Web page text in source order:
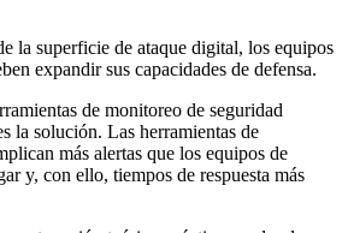
la superficie de ataque digital, los equipos
expandir sus capacidades de defensa.
de monitoreo de seguridad
la solución. Las herramientas de
más alertas que los equipos de
y, con ello, tiempos de respuesta más